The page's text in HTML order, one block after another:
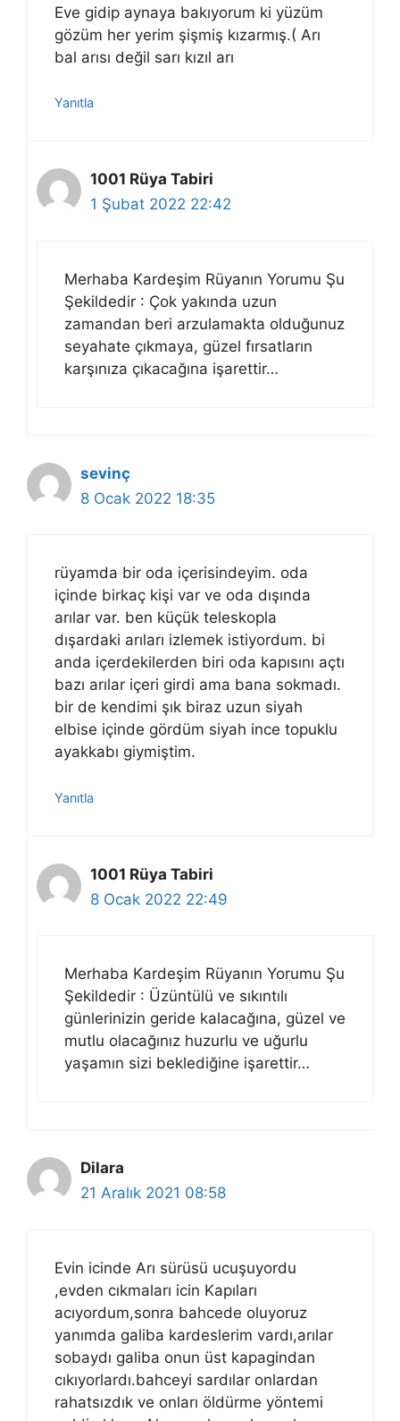
Eve gidip aynaya bakıyorum ki yüzüm
gözüm her yerim şişmiş kızarmış.( Arı
bal arısı değil sarı kızıl arı
Yanıtla
1001 Rüya Tabiri
1 Şubat 2022 22:42
Merhaba Kardeşim Rüyanın Yorumu Şu
Şekildedir : Çok yakında uzun
zamandan beri arzulamakta olduğunuz
seyahate çıkmaya, güzel fırsatların
karşınıza çıkacağına işarettir…
sevinç
8 Ocak 2022 18:35
rüyamda bir oda içerisindeyim. oda
içinde birkaç kişi var ve oda dışında
arılar var. ben küçük teleskopla
dışardaki arıları izlemek istiyordum. bi
anda içerdekilerden biri oda kapısını açtı
bazı arılar içeri girdi ama bana sokmadı.
bir de kendimi şık biraz uzun siyah
elbise içinde gördüm siyah ince topuklu
ayakkabı giymiştim.
Yanıtla
1001 Rüya Tabiri
8 Ocak 2022 22:49
Merhaba Kardeşim Rüyanın Yorumu Şu
Şekildedir : Üzüntülü ve sıkıntılı
günlerinizin geride kalacağına, güzel ve
mutlu olacağınız huzurlu ve uğurlu
yaşamın sizi beklediğine işarettir…
Dilara
21 Aralık 2021 08:58
Evin icinde Arı sürüsü ucuşuyordu
,evden cıkmaları icin Kapıları
acıyordum,sonra bahcede oluyoruz
yanımda galiba kardeslerim vardı,arılar
sobaydı galiba onun üst kapagindan
cıkıyorlardı.bahceyi sardılar onlardan
rahatsızdık ve onları öldürme yöntemi